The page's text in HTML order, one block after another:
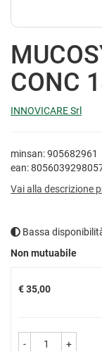
CONC
INNOVICARE Srl
minsan: 905682961
ean:
Vai alla descrizione
Bassa
Non mutuabile
Prezzo
€ 35,00
- +